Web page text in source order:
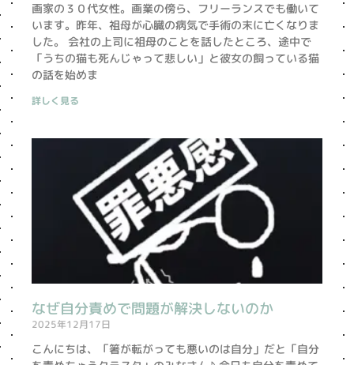
画家の３０代女性。画業の傍ら、フリーランスでも働いて
います。昨年、祖母が心臓の病気で手術の末に亡くなりま
した。 会社の上司に祖母のことを話したところ、途中で
「うちの猫も死んじゃって悲しい」と彼女の飼っている猫
の話を始めま
詳しく見る
なぜ自分責めで問題が解決しないのか
2025年12月17日
こんにちは、「箸が転がっても悪いのは自分」だと「自分